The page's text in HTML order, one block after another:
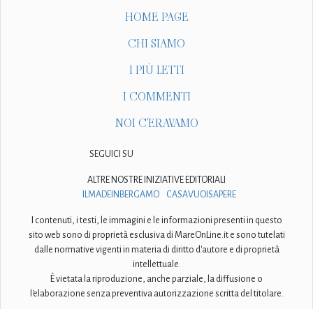
HOME PAGE
CHI SIAMO
I PIÙ LETTI
I COMMENTI
NOI C'ERAVAMO
SEGUICI SU
ALTRE NOSTRE INIZIATIVE EDITORIALI
ILMADEINBERGAMO
CASAVUOISAPERE
I contenuti, i testi, le immagini e le informazioni presenti in questo
sito web sono di proprietà esclusiva di MareOnLine.it e sono tutelati
dalle normative vigenti in materia di diritto d'autore e di proprietà
intellettuale.
È vietata la riproduzione, anche parziale, la diffusione o
l'elaborazione senza preventiva autorizzazione scritta del titolare.